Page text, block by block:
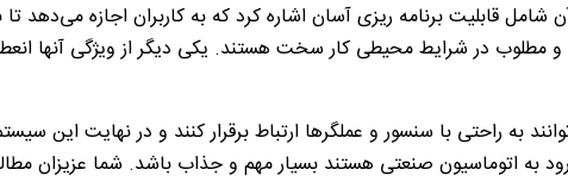
قابلیت برنامه ریزی آسان اشاره کرد که به کاربران اجازه می‌دهد
و مطلوب در شرایط محیطی کار سخت هستند. یکی‌ دیگر از ویژگی آنها
به راحتی با سنسور‌ و عملگرها ارتباط برقرار کنند و در نهایت این
به اتوماسیون صنعتی هستند بسیار مهم و جذاب باشد. شما عزیزان